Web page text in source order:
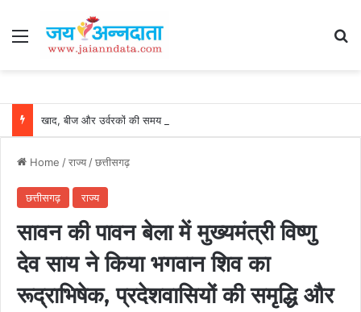
Menu
Home /राज्य/छत्तीसगढ़
छत्तीसगढ़ राज्य
सावन की पावन बेला में मुख्यमंत्री विष्णु
देव साय ने किया भगवान शिव का
रूद्राभिषेक, प्रदेशवासियों की समृद्धि और